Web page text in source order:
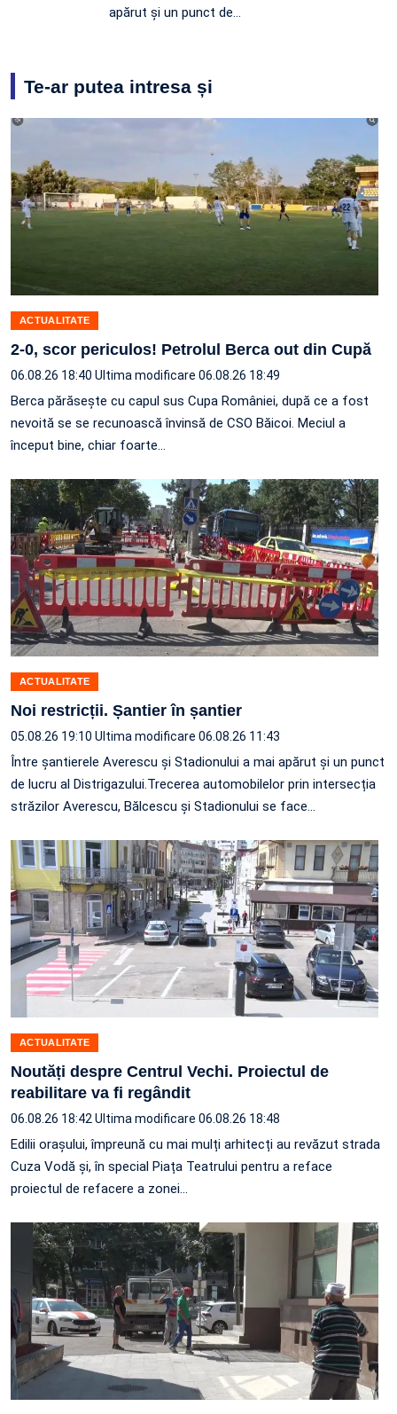
apărut și un punct de…
Te-ar putea intresa și
ACTUALITATE
2-0, scor periculos! Petrolul Berca out din Cupă
06.08.26 18:40 Ultima modificare 06.08.26 18:49
Berca părăsește cu capul sus Cupa României, după ce a fost
nevoită se se recunoască învinsă de CSO Băicoi. Meciul a
început bine, chiar foarte…
ACTUALITATE
Noi restricții. Șantier în șantier
05.08.26 19:10 Ultima modificare 06.08.26 11:43
Între șantierele Averescu și Stadionului a mai apărut și un punct
de lucru al Distrigazului.Trecerea automobilelor prin intersecția
străzilor Averescu, Bălcescu și Stadionului se face…
ACTUALITATE
Noutăți despre Centrul Vechi. Proiectul de
reabilitare va fi regândit
06.08.26 18:42Ultima modificare 06.08.26 18:48
Edilii orașului, împreună cu mai mulți arhitecți au revăzut strada
Cuza Vodă și, în special Piața Teatrului pentru a reface
proiectul de refacere a zonei…